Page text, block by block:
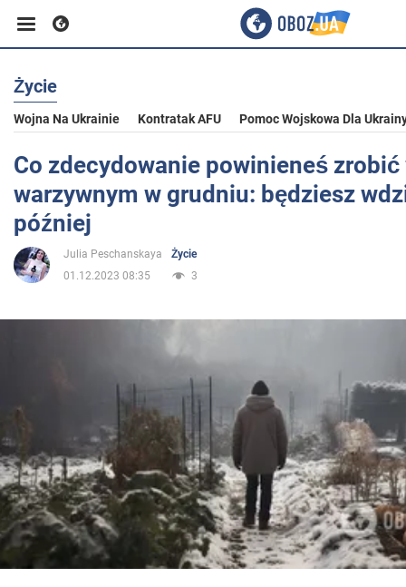
Biznes
Sport
Rozrywka
Życie
Społeczeństwo
Wojna na Ukrainie
Świat
Jedzenie
Życie
Wojna Na Ukrainie Kontratak AFU Pomoc Wojskowa Dla
Co zdecydowanie powinieneś
warzywnym w grudniu: będziesz
później
Julia Peschanskaya
Życie
01.12.2023 08:35
3